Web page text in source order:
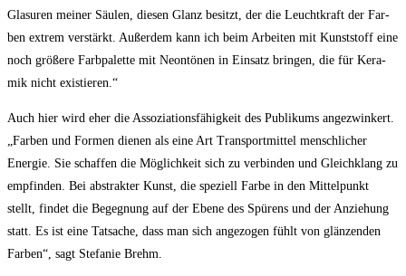
Gla­su­ren mei­ner Säu­len, die­sen Glanz besitzt, der die Leucht­kraft der Far­
ben extrem ver­stärkt. Außer­dem kann ich beim Arbei­ten mit Kunst­stoff eine
noch grö­ße­re Farb­pa­let­te mit Neon­tö­nen in Ein­satz brin­gen, die für Kera­
mik nicht existieren.“
Auch hier wird eher die Asso­zia­ti­ons­fä­hig­keit des Publi­kums ange­zwin­kert.
„Far­ben und For­men die­nen als eine Art Trans­port­mit­tel mensch­li­cher
Ener­gie. Sie schaf­fen die Mög­lich­keit sich zu ver­bin­den und Gleich­klang zu
emp­fin­den. Bei abs­trak­ter Kunst, die spe­zi­ell Far­be in den Mit­tel­punkt
stellt, fin­det die Begeg­nung auf der Ebe­ne des Spü­rens und der Anzie­hung
statt. Es ist eine Tat­sa­che, dass man sich ange­zo­gen fühlt von glän­zen­den
Far­ben“, sagt Ste­fa­nie Brehm.